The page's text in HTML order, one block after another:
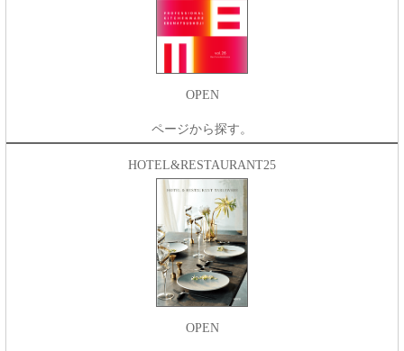
OPEN
ページから探す。
HOTEL&RESTAURANT25
OPEN